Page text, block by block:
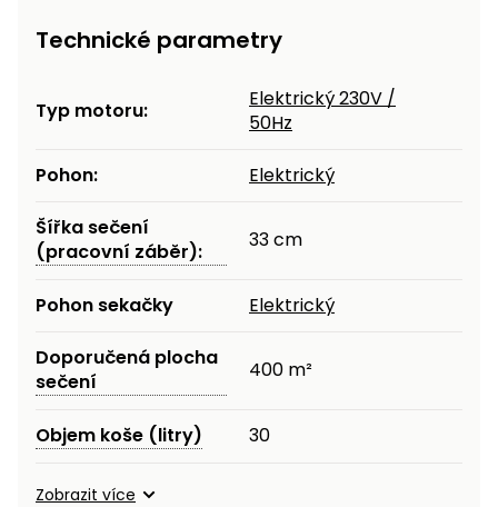
Technické parametry
Typ motoru:
Elektrický 230V /
50Hz
Pohon: Elektrický
Šířka sečení
(pracovní záběr):
33 cm
Pohon sekačky Elektrický
Doporučená plocha
sečení
400 m²
Objem koše (litry) 30
Zobrazit více